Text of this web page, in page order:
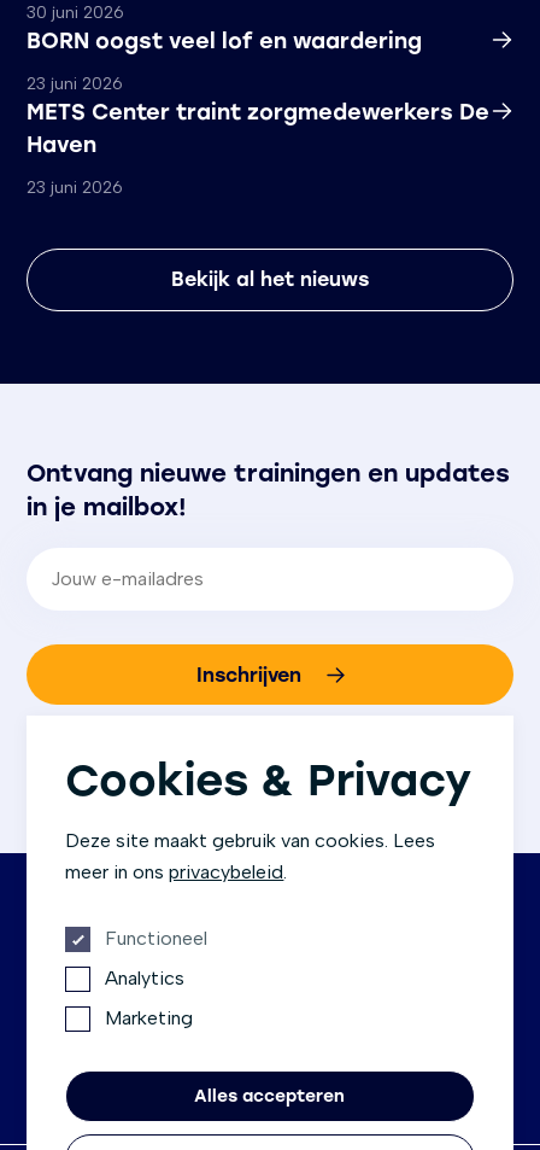
Cookies & Privacy
Deze site maakt gebruik van cookies. Lees
meer in onsprivacybeleid.
Functioneel
Analytics
Marketing
Alles accepteren
30 juni 2026
BORN oogst veel lof en waardering
23 juni 2026
METS Center traint zorgmedewerkers De
Haven
23 juni 2026
Bekijk al het nieuws
Ontvang nieuwe trainingen en updates
in je mailbox!
Inschrijven
privacybeleid.
Contact
Rembrandtlaan 1c
3723 BG Bilthoven
info@metscenter.nl